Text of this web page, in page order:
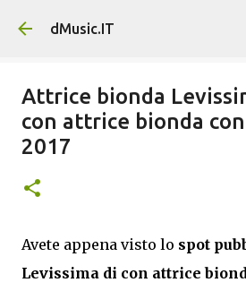
Passa ai contenuti
dMusic.IT
Attrice bionda
con attrice bionda
2017
Avete appena visto lo spot
Levissima di con attrice